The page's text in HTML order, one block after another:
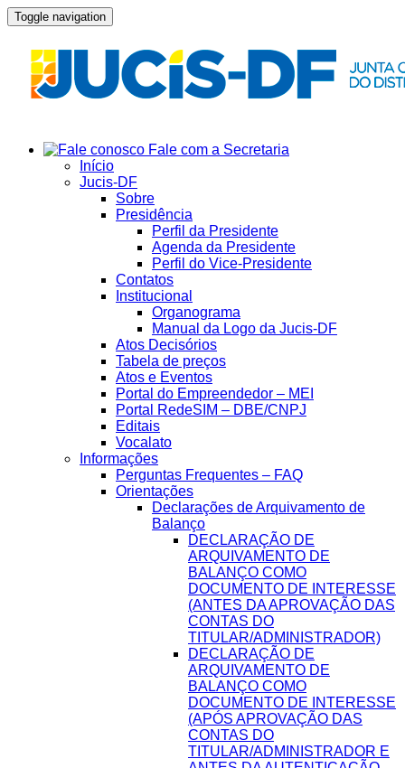
Toggle navigation
Fale com a Secretaria
Início
Jucis-DF
Sobre
Presidência
Perfil da Presidente
Agenda da Presidente
Perfil do Vice-Presidente
Contatos
Institucional
Organograma
Manual da Logo da Jucis-DF
Atos Decisórios
Tabela de preços
Atos e Eventos
Portal do Empreendedor – MEI
Portal RedeSIM – DBE/CNPJ
Editais
Vocalato
Informações
Perguntas Frequentes – FAQ
Orientações
Declarações de Arquivamento de
Balanço
DECLARAÇÃO DE
ARQUIVAMENTO DE
BALANÇO COMO
DOCUMENTO DE INTERESSE
(ANTES DA APROVAÇÃO DAS
CONTAS DO
TITULAR/ADMINISTRADOR)
DECLARAÇÃO DE
ARQUIVAMENTO DE
BALANÇO COMO
DOCUMENTO DE INTERESSE
(APÓS APROVAÇÃO DAS
CONTAS DO
TITULAR/ADMINISTRADOR E